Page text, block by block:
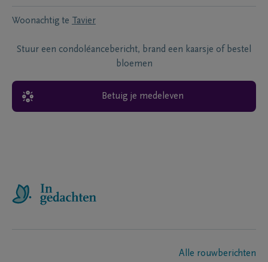
Woonachtig te Tavier
Stuur een condoléancebericht, brand een kaarsje of bestel
bloemen
Betuig je medeleven
Alle rouwberichten